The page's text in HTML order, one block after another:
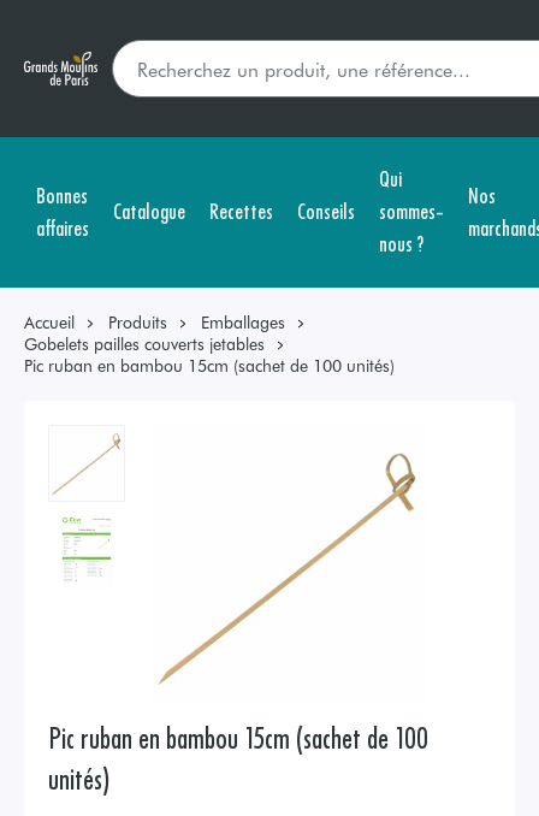
Bonnes
affaires
Catalogue Recettes Conseils
Qui
sommes-
nous ?
Nos
Accueil Produits
Emballages
Gobelets pailles couverts jetables
Pic ruban en bambou 15cm (sachet de 100 unités)
Pic ruban en bambou 15cm (sachet de 100
unités)